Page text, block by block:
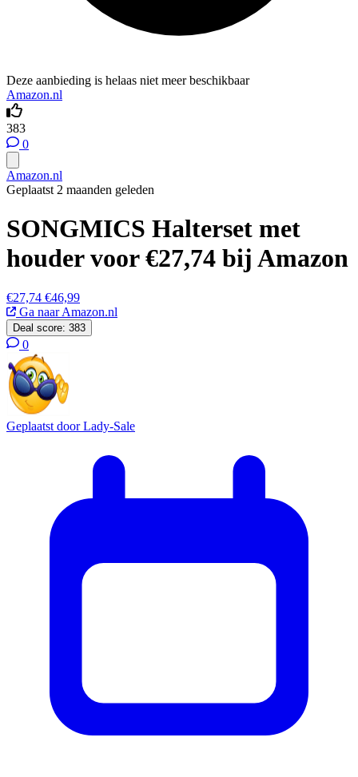
Deze aanbieding is helaas niet meer beschikbaar
Amazon.nl
383
0
Amazon.nl
Geplaatst 2 maanden geleden
SONGMICS Halterset met
houder voor €27,74 bij Amazon
€27,74 €46,99
Ga naar Amazon.nl
Deal score: 383
0
Geplaatst doorLady-Sale